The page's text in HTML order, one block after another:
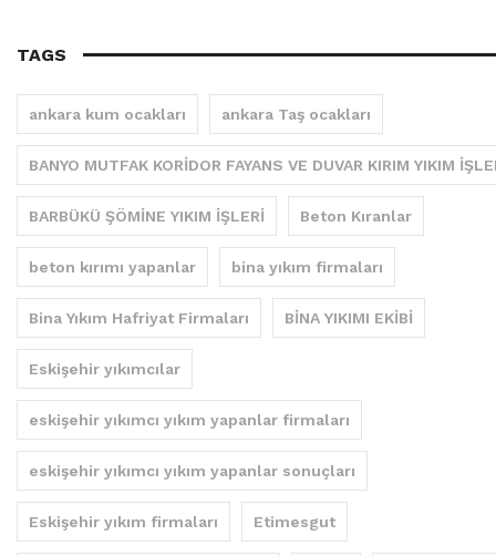
TAGS
ankara kum ocakları ankara Taş ocakları
BANYO MUTFAK KORİDOR FAYANS VE DUVAR KIRIM YIKIM
BARBÜKÜ ŞÖMİNE YIKIM İŞLERİ Beton Kıranlar
beton kırımı yapanlar bina yıkım firmaları
Bina Yıkım Hafriyat Firmaları BİNA YIKIMI EKİBİ
Eskişehir yıkımcılar
eskişehir yıkımcı yıkım yapanlar firmaları
eskişehir yıkımcı yıkım yapanlar sonuçları
Eskişehir yıkım firmaları Etimesgut